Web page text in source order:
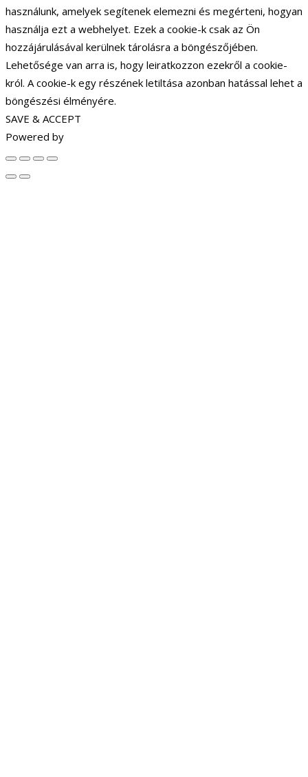
használunk, amelyek segítenek elemezni és megérteni, hogyan
használja ezt a webhelyet. Ezek a cookie-k csak az Ön
hozzájárulásával kerülnek tárolásra a böngészőjében.
Lehetősége van arra is, hogy leiratkozzon ezekről a cookie-
król. A cookie-k egy részének letiltása azonban hatással lehet a
böngészési élményére.
SAVE & ACCEPT
Powered by